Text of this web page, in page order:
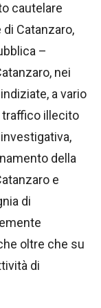
cautelare
di Catanzaro,
–
nei
a vario
traffico illecito
della
e
di
oltre che su
di